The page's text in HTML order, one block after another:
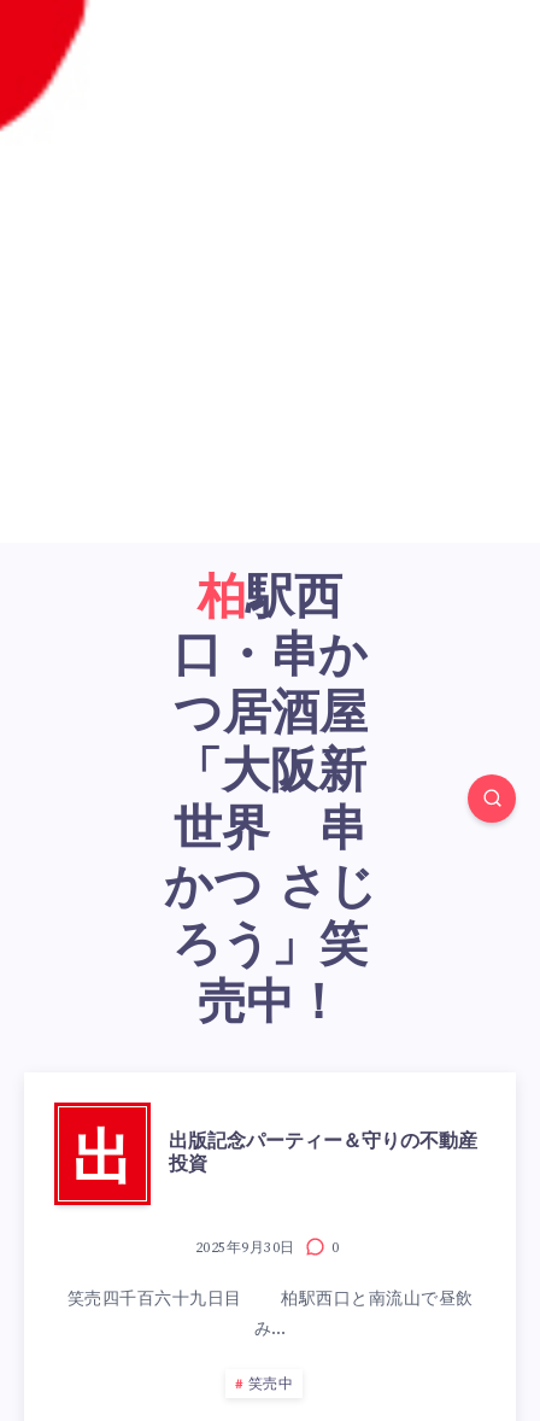
柏駅西
口・串か
つ居酒屋
「大阪新
世界 串
かつ さじ
ろう」笑
売中！
出
出版記念パーティー＆守りの不動産
投資
2025年9月30日 0
笑売四千百六十九日目 柏駅西口と南流山で昼飲
み…
笑売中